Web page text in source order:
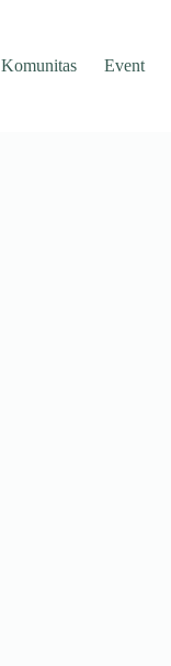
Komunitas Event